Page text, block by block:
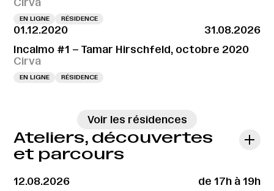
Cirva
EN LIGNE RÉSIDENCE
01.12.2020
31.08.2026
Incalmo #1 – Tamar Hirschfeld, octobre 2020
Cirva
EN LIGNE RÉSIDENCE
Voir les résidences
Ateliers, découvertes
et parcours
12.08.2026
de 17h à 19h